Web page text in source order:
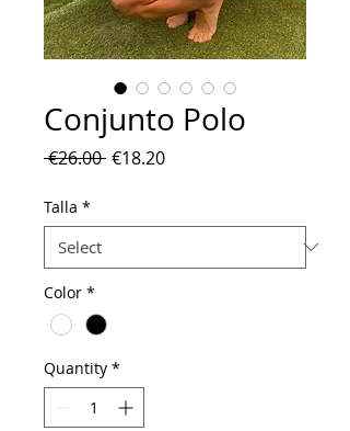
Conjunto Polo
€26.00 Regular
€18.20Sale
Talla *
Color *
Quantity *